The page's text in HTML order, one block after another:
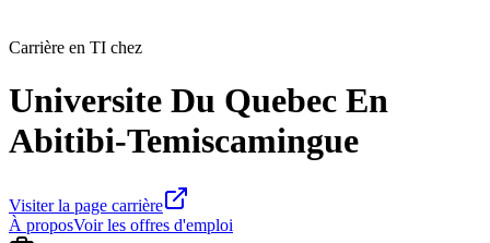
Carrière en TI chez
Universite Du Quebec En
Abitibi-Temiscamingue
Visiter la page carrière
À proposVoir les offres d'emploi